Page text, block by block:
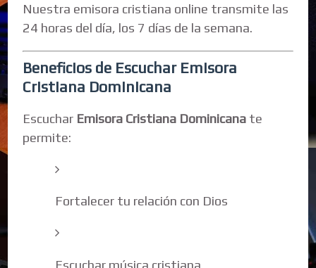
Nuestra emisora cristiana online transmite las
24 horas del día, los 7 días de la semana.
Beneficios de Escuchar Emisora
Cristiana Dominicana
Escuchar Emisora Cristiana Dominicana te
permite:
Fortalecer tu relación con Dios
Escuchar música cristiana